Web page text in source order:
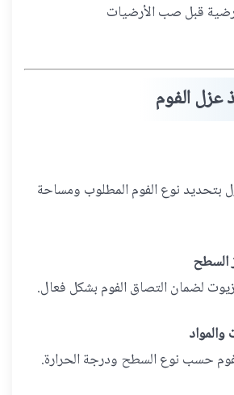
قبل صب الأرضيات
الفوم
بتحديد نوع الفوم المطلوب ومساحة
السطح
لضمان التصاق الفوم بشكل فعال.
حسب نوع السطح ودرجة الحرارة.